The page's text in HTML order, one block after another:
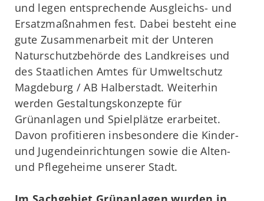
und legen entsprechende Ausgleichs- und
Ersatzmaßnahmen fest. Dabei besteht eine
gute Zusammenarbeit mit der Unteren
Naturschutzbehörde des Landkreises und
des Staatlichen Amtes für Umweltschutz
Magdeburg / AB Halberstadt. Weiterhin
werden Gestaltungskonzepte für
Grünanlagen und Spielplätze erarbeitet.
Davon profitieren insbesondere die Kinder-
und Jugendeinrichtungen sowie die Alten-
und Pflegeheime unserer Stadt.